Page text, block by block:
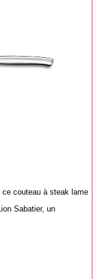
couteau à steak lame
Sabatier, un